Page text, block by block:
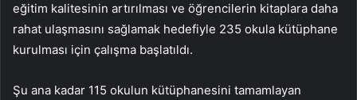
eğitim kalitesinin artırılması ve öğrencilerin kitaplara daha
rahat ulaşmasını sağlamak hedefiyle 235 okula kütüphane
kurulması için çalışma başlatıldı.
Şu ana kadar 115 okulun kütüphanesini tamamlayan